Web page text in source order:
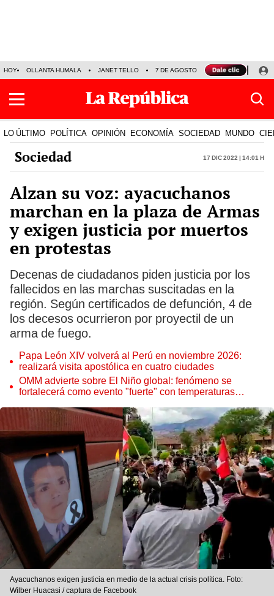
HOY OLLANTA HUMALA JANET TELLO 7 DE AGOSTO TINKA RESULTADOS
LO ÚLTIMO POLÍTICA OPINIÓN ECONOMÍA SOCIEDAD MUNDO
Sociedad 17 Dic 2022 | 14:01 h
Alzan su voz: ayacuchanos
marchan en la plaza de Armas
y exigen justicia por muertos
en protestas
Decenas de ciudadanos piden justicia por los
fallecidos en las marchas suscitadas en la
región. Según certificados de defunción, 4 de
los decesos ocurrieron por proyectil de un
arma de fuego.
Papa León XIV volverá al Perú en noviembre 2026:
realizará visita apostólica en cuatro ciudades
OMM advierte sobre El Niño global: fenómeno se
fortalecerá como evento "fuerte" con temperaturas
Ayacuchanos exigen justicia en medio de la actual crisis política. Foto:
Wilber Huacasi / captura de Facebook